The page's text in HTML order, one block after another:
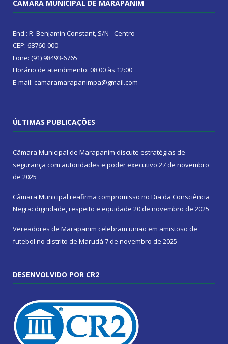
CÂMARA MUNICIPAL DE MARAPANIM
End.: R. Benjamin Constant, S/N - Centro
CEP: 68760-000
Fone: (91) 98493-6765
Horário de atendimento: 08:00 às 12:00
E-mail: camaramarapanimpa@gmail.com
ÚLTIMAS PUBLICAÇÕES
Câmara Municipal de Marapanim discute estratégias de
segurança com autoridades e poder executivo 27 de novembro
de 2025
Câmara Municipal reafirma compromisso no Dia da Consciência
Negra: dignidade, respeito e equidade 20 de novembro de 2025
Vereadores de Marapanim celebram união em amistoso de
futebol no distrito de Marudá 7 de novembro de 2025
DESENVOLVIDO POR CR2